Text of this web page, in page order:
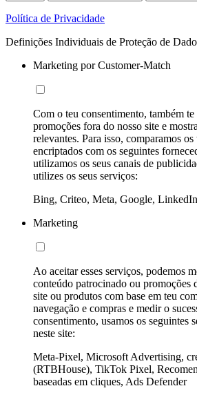
Política de Privacidade
Definições Individuais de Proteção de
Marketing por Customer-Match
Com o teu consentimento, também
promoções fora do nosso site e
relevantes. Para isso, comparamos os
encriptados com os seguintes
utilizamos os seus canais de
utilizes os seus serviços:
Bing, Criteo, Meta, Google,
Marketing
Ao aceitar esses serviços, podemos
conteúdo patrocinado ou promoções
site ou produtos com base em teu
navegação e compras e medir o
consentimento, usamos os seguintes
neste site:
Meta-Pixel, Microsoft Advertising,
(RTBHouse), TikTok Pixel,
baseadas em cliques, Ads Defender